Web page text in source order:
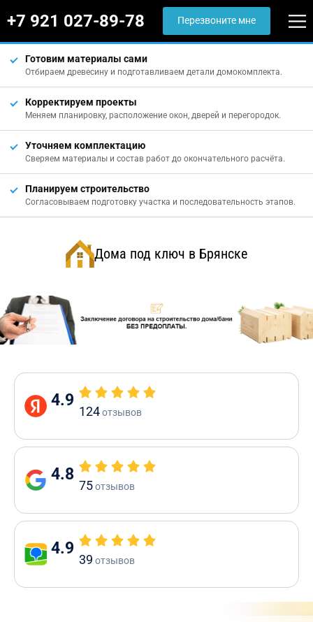
+7 921 027-89-78 Перезвоните мне
Готовим материалы сами
Отбираем древесину и подготавливаем детали домокомплекта.
Корректируем проекты
Меняем планировку, расположение окон, дверей и перегородок.
Уточняем комплектацию
Сверяем материалы и состав работ до окончательного расчёта.
Планируем строительство
Согласовываем подготовку участка и последовательность этапов.
Дома под ключ в Брянске
4.9
124отзывов
4.8
75отзывов
4.9
39 отзывов